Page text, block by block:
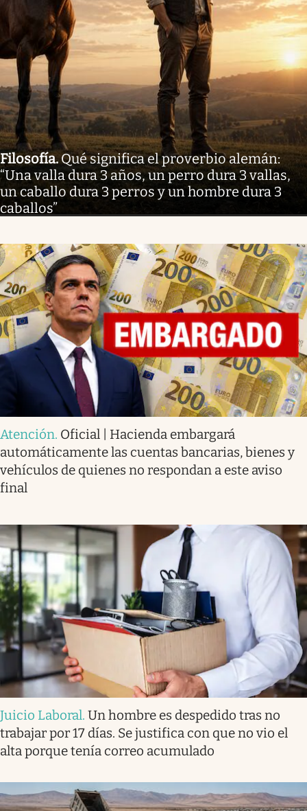
Filosofía.Qué significa el proverbio alemán:
“Una valla dura 3 años, un perro dura 3 vallas,
un caballo dura 3 perros y un hombre dura 3
caballos”
Atención. Oficial | Hacienda embargará
automáticamente las cuentas bancarias, bienes y
vehículos de quienes no respondan a este aviso
final
Juicio Laboral. Un hombre es despedido tras no
trabajar por 17 días. Se justifica con que no vio el
alta porque tenía correo acumulado